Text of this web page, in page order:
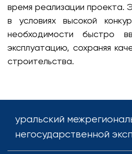
время реализации проекта.
в условиях высокой
необходимости быстро
эксплуатацию, сохраняя
строительства.
уральский
негосударственной